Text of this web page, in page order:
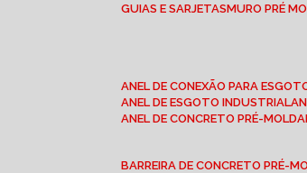
GUIAS E SARJETAS
MURO PRÉ
ANEL DE CONEXÃO PARA
ANEL DE ESGOTO INDUSTRIAL
ANEL DE CONCRETO PRÉ-
BARREIRA DE CONCRETO PRÉ-